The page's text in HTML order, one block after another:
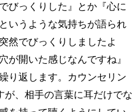
びっくりした』とか『心に
いうような気持ちが語られ
然でびっくりしましたよ
が開いた感じなんですね』
り返します。カウンセリン
が、相手の言葉に耳だけでな